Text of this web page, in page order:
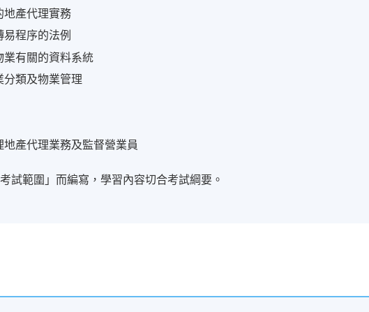
地產代理實務
程序的法例
業有關的資料系統
類及物業管理
產代理業務及監督營業員
試範圍」而編寫，學習內容切合考試綱要。